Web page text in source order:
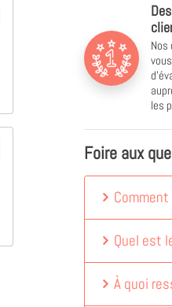
Nos
les
Foire aux
Quel est
À quoi